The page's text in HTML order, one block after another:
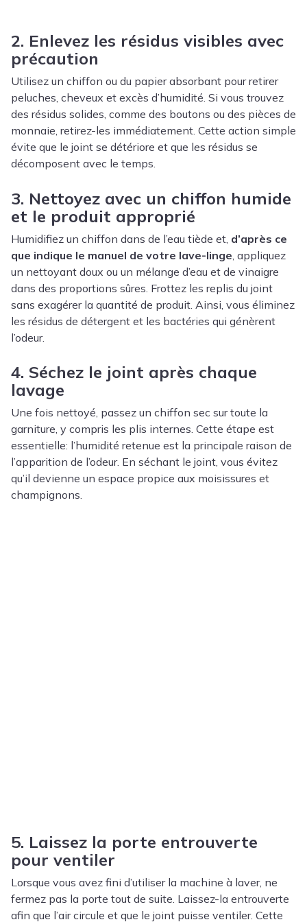
2. Enlevez les résidus visibles avec
précaution
Utilisez un chiffon ou du papier absorbant pour retirer
peluches, cheveux et excès d’humidité. Si vous trouvez
des résidus solides, comme des boutons ou des pièces de
monnaie, retirez-les immédiatement. Cette action simple
évite que le joint se détériore et que les résidus se
décomposent avec le temps.
3. Nettoyez avec un chiffon humide
et le produit approprié
Humidifiez un chiffon dans de l’eau tiède et, d’après ce
que indique le manuel de votre lave-linge , appliquez
un nettoyant doux ou un mélange d’eau et de vinaigre
dans des proportions sûres. Frottez les replis du joint
sans exagérer la quantité de produit. Ainsi, vous éliminez
les résidus de détergent et les bactéries qui génèrent
l’odeur.
4. Séchez le joint après chaque
lavage
Une fois nettoyé, passez un chiffon sec sur toute la
garniture, y compris les plis internes. Cette étape est
essentielle: l’humidité retenue est la principale raison de
l’apparition de l’odeur. En séchant le joint, vous évitez
qu’il devienne un espace propice aux moisissures et
champignons.
5. Laissez la porte entrouverte
pour ventiler
Lorsque vous avez fini d’utiliser la machine à laver, ne
fermez pas la porte tout de suite. Laissez-la entrouverte
afin que l’air circule et que le joint puisse ventiler. Cette